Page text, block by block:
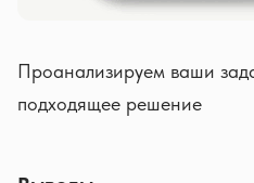
Проанализируем ваши
подходящее решение